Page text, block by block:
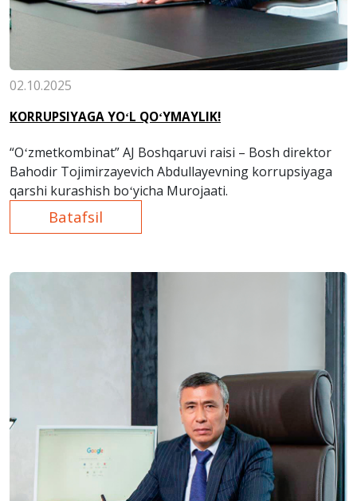
02.10.2025
KORRUPSIYAGА YOʻL QOʻYMАYLIK!
“Oʻzmetkombinat” AJ Boshqаruvi rаisi – Bosh direktor
Bahodir Tojimirzayevich Abdullayevning korrupsiyaga
qarshi kurashish boʻyicha Murojааti.
Batafsil